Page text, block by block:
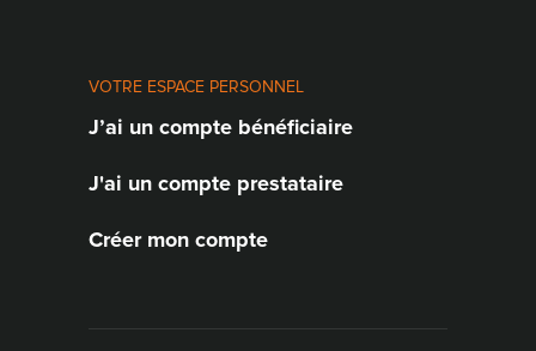
VOTRE ESPACE PERSONNEL
J’ai un compte bénéficiaire
J'ai un compte prestataire
Créer mon compte